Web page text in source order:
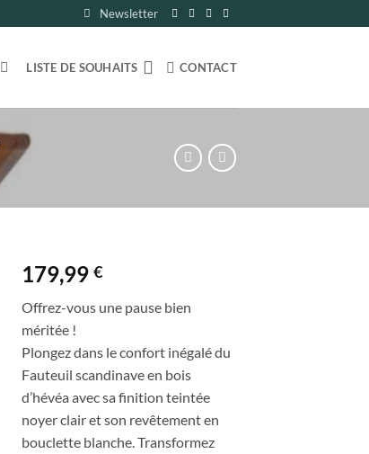
Newsletter
LISTE DE SOUHAITS CONTACT
179,99 €
Offrez-vous une pause bien
méritée !
Plongez dans le confort inégalé du
Fauteuil scandinave en bois
d’hévéa avec sa finition teintée
noyer clair et son revêtement en
bouclette blanche. Transformez